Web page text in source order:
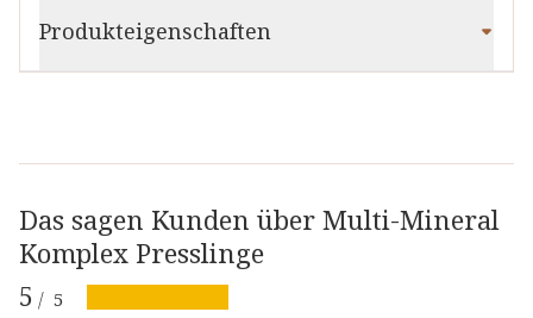
Produkteigenschaften
Das sagen Kunden über Multi-Mineral
Komplex Presslinge
5 / 5